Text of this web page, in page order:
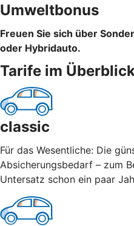
Umweltbonus
Freuen Sie sich über
oder Hybridauto.
Tarife im
classic
Für das Wesentliche: Die
Absicherungsbedarf – zum
Untersatz schon ein paar